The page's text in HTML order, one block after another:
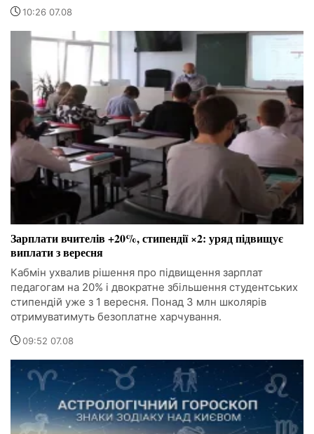
10:26 07.08
Зарплати вчителів +20%, стипендії ×2: уряд підвищує
виплати з вересня
Кабмін ухвалив рішення про підвищення зарплат
педагогам на 20% і двократне збільшення студентських
стипендій уже з 1 вересня. Понад 3 млн школярів
отримуватимуть безоплатне харчування.
09:52 07.08